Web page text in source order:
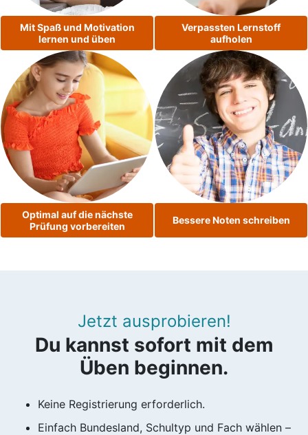
Mit Spaß und Motivation
lernen und üben
Verpassten Lernstoff
aufholen
Optimal auf die nächste
Prüfung vorbereiten
Bessere Noten schreiben
Jetzt ausprobieren!
Du kannst sofort mit dem
Üben beginnen.
Keine Registrierung erforderlich.
Einfach Bundesland, Schultyp und Fach wählen –